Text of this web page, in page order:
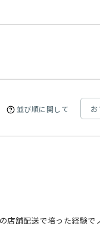
り依頼 相談して決めた
並び順に関して
店舗配送で培った経験で